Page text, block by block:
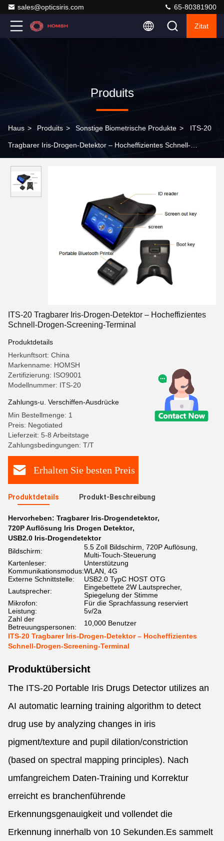
sales@opticsiris.com 65-80381900
Zitat
Produits
Haus > Produits > Sonstige Biometrische Produkte > ITS-20
Tragbarer Iris-Drogen-Detektor – Hocheffizientes Schnell-
ITS-20 Tragbarer Iris-Drogen-Detektor – Hocheffizientes
Schnell-Drogen-Screening-Terminal
Produktdetails
Herkunftsort: China
Markenname: HOMSH
Zertifizierung: ISO9001
Modellnummer: ITS-20
Zahlungs-u. Verschiffen-Ausdrücke
Min Bestellmenge: 1
Preis: Negotiated
Lieferzeit: 5-8 Arbeitstage
Zahlungsbedingungen: T/T
Erhalten Sie besten Preis
Produktdetails Produkt-Beschreibung
Hervorheben: Tragbarer Iris-Drogendetektor,
720P Auflösung Iris Drogen Detektor,
USB2.0 Iris-Drogendetektor
Bildschirm:
5.5 Zoll Bildschirm, 720P Auflösung,
Multi-Touch-Steuerung
Kartenleser:
Unterstützung
Kommunikationsmodus:WLAN, 4G
Externe Schnittstelle:
USB2.0 TypC HOST OTG
Lautsprecher:
Eingebettete 2W Lautsprecher,
Spiegelung der Stimme
Mikrofon:
Für die Sprachfassung reserviert
Leistung:
5v/2a
Zahl der
Betreuungspersonen:
10,000 Benutzer
ITS-20 Tragbarer Iris-Drogen-Detektor – Hocheffizientes
Schnell-Drogen-Screening-Terminal
Produktübersicht
The ITS-20 Portable Iris Drugs Detector utilizes an
AI automatic learning training algorithm to detect
drug use by analyzing changes in iris
pigment/texture and pupil dilation/constriction
(based on spectral mapping principles). Nach
umfangreichem Daten-Training und Korrektur
erreicht es branchenführende
Erkennungsgenauigkeit und vollendet die
Erkennung innerhalb von 10 Sekunden.Es sammelt